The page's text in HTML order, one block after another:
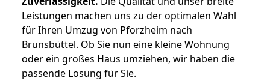
Leistungen machen uns zu der optimalen Wahl
für Ihren Umzug von Pforzheim nach
Brunsbüttel. Ob Sie nun eine kleine Wohnung
oder ein großes Haus umziehen, wir haben die
passende Lösung für Sie.